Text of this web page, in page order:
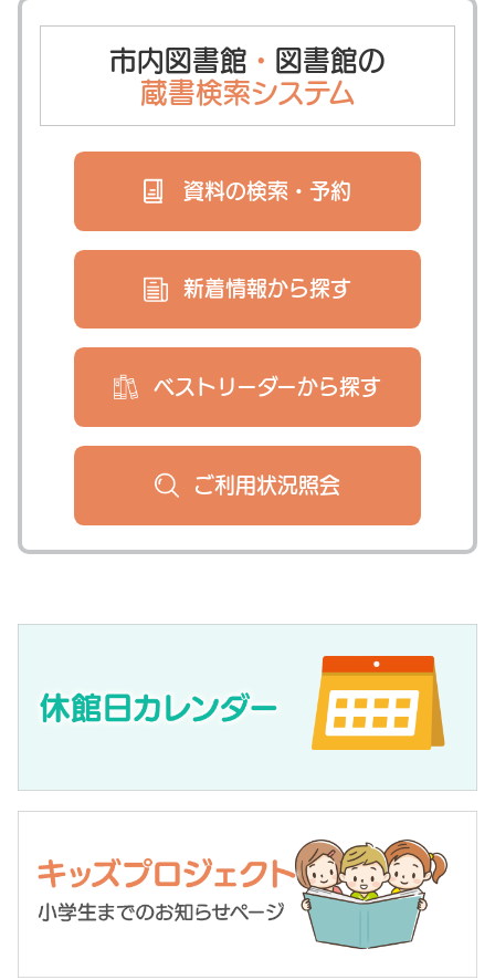
市内図書館 ・ 図書館の
蔵書検索システム
資料の検索・ 予約
新着情報から探す
ベストリーダーから探す
ご利用状況照会